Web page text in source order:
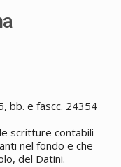
bb. e fascc. 24354
scritture contabili
nel fondo e che
del Datini.